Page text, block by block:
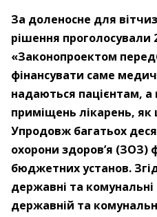
За доленосне для
рішення проголосували
«Законопроектом
фінансувати саме
надаються пацієнтам, а
приміщень лікарень, як
Упродовж багатьох
охорони здоров’я (ЗОЗ)
бюджетних установ.
державні та
державній та